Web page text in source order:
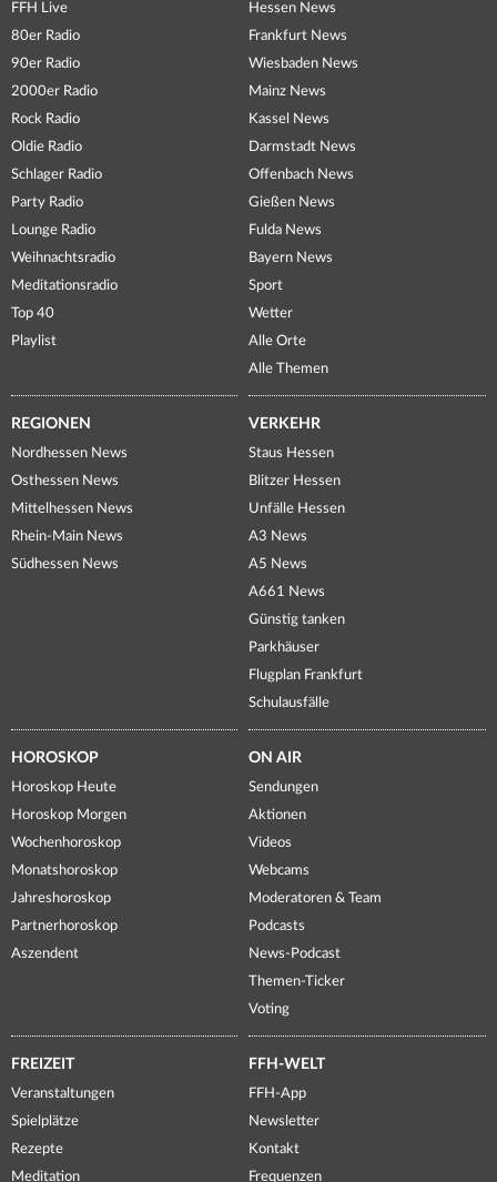
FFH Live
80er Radio
90er Radio
2000er Radio
Rock Radio
Oldie Radio
Schlager Radio
Party Radio
Lounge Radio
Weihnachtsradio
Meditationsradio
Top 40
Playlist
Hessen News
Frankfurt News
Wiesbaden News
Mainz News
Kassel News
Darmstadt News
Offenbach News
Gießen News
Fulda News
Bayern News
Sport
Wetter
Alle Orte
Alle Themen
REGIONEN
Nordhessen News
Osthessen News
Mittelhessen News
Rhein-Main News
Südhessen News
VERKEHR
Staus Hessen
Blitzer Hessen
Unfälle Hessen
A3 News
A5 News
A661 News
Günstig tanken
Parkhäuser
Flugplan Frankfurt
Schulausfälle
HOROSKOP
Horoskop Heute
Horoskop Morgen
Wochenhoroskop
Monatshoroskop
Jahreshoroskop
Partnerhoroskop
Aszendent
ON AIR
Sendungen
Aktionen
Videos
Webcams
Moderatoren & Team
Podcasts
News-Podcast
Themen-Ticker
Voting
FREIZEIT
Veranstaltungen
Spielplätze
Rezepte
Meditation
FFH-WELT
FFH-App
Newsletter
Kontakt
Frequenzen